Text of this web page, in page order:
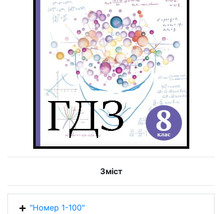
Зміст
"Номер 1-100"